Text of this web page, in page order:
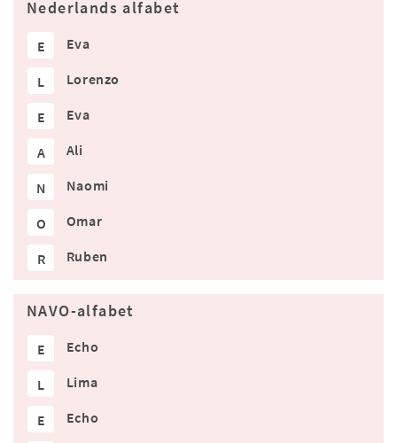
Nederlands alfabet
E Eva
L Lorenzo
E Eva
A Ali
N Naomi
O Omar
R Ruben
NAVO-alfabet
E Echo
L Lima
E Echo